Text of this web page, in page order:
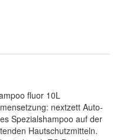
fluor 10L
nextzett Auto-
Spezialshampoo auf der
Hautschutzmitteln.